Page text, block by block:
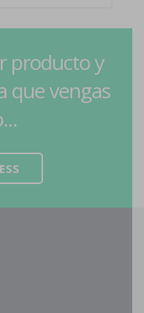
producto y
que vengas